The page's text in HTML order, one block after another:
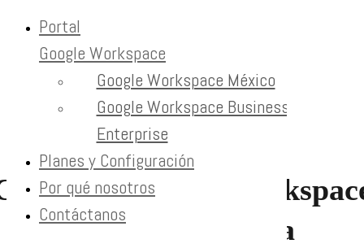
Google Workspace Compra
Home
Google Workspace Compra
Google
| Compra Segura
Portal
Google Workspace
Google Workspace México
Google Workspace Business y
Enterprise
Planes y Configuración
Por qué nosotros
Contáctanos